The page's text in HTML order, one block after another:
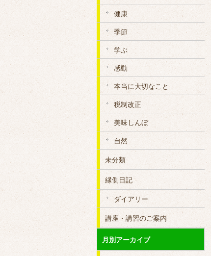
健康
季節
学ぶ
感動
本当に大切なこと
税制改正
美味しんぼ
自然
未分類
縁側日記
ダイアリー
講座・講習のご案内
月別アーカイブ